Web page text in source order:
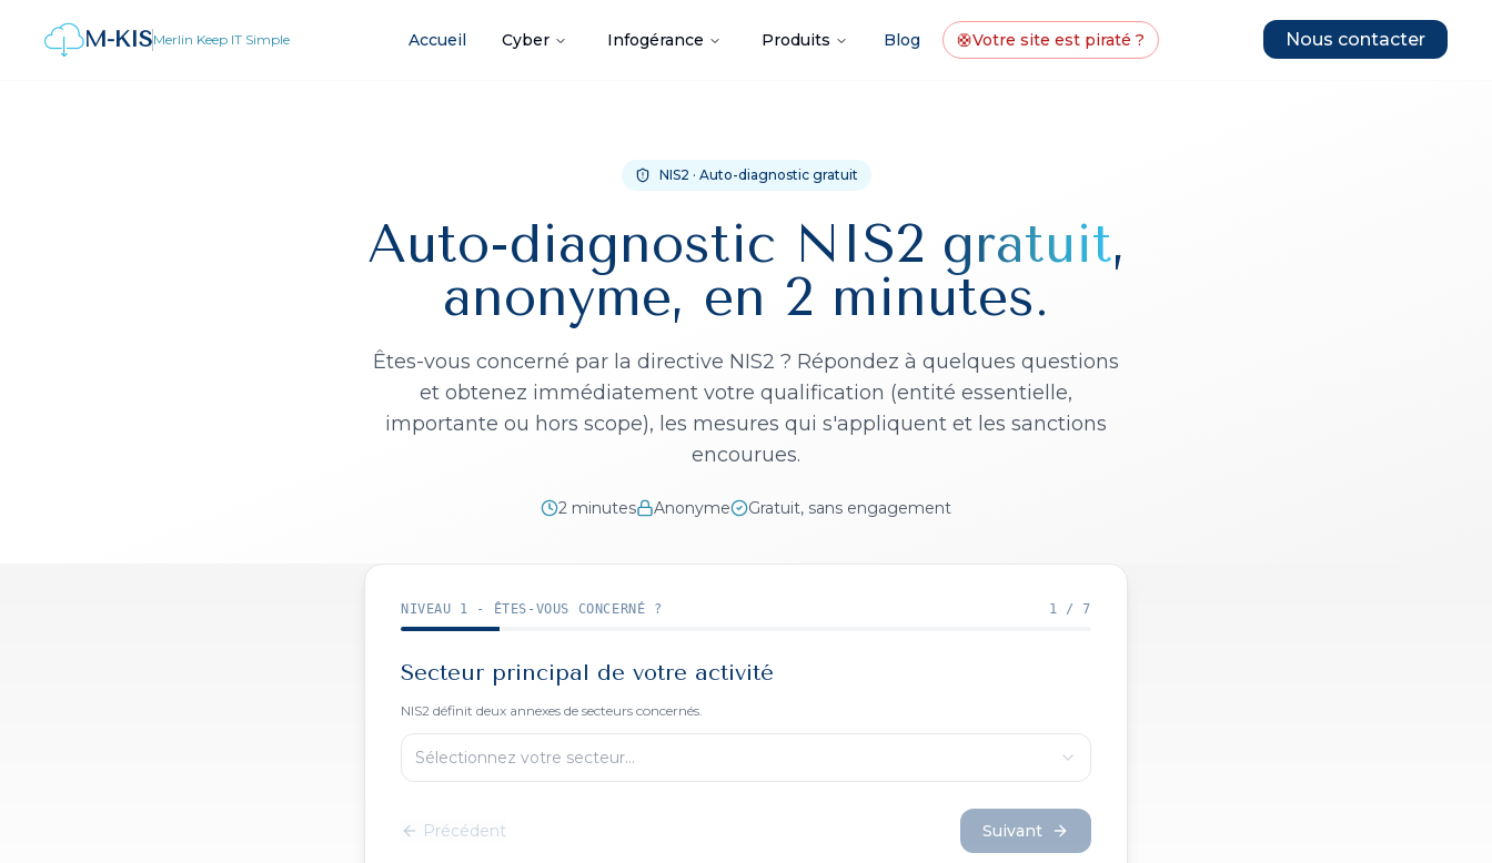
M-KISMerlin Keep IT Simple Accueil Cyber Infogérance Produits Blog 🛟Votre site est piraté ? Nous contacter
NIS2 · Auto-diagnostic gratuit
Auto-diagnostic NIS2 gratuit,
anonyme, en 2 minutes.
Êtes-vous concerné par la directive NIS2 ? Répondez à quelques questions
et obtenez immédiatement votre qualification (entité essentielle,
importante ou hors scope), les mesures qui s'appliquent et les sanctions
encourues.
2 minutes Anonyme Gratuit, sans engagement
NIVEAU 1 - ÊTES-VOUS CONCERNÉ ? 1 /7
Secteur principal de votre activité
NIS2 définit deux annexes de secteurs concernés.
Sélectionnez votre secteur…
Précédent Suivant